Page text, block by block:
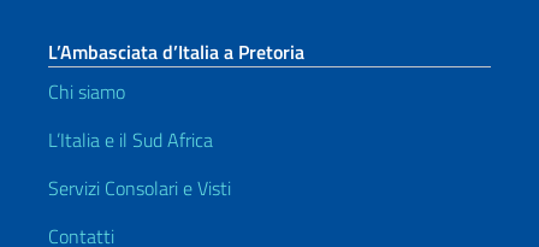
L’Ambasciata d’Italia a Pretoria
Chi siamo
L’Italia e il Sud Africa
Servizi Consolari e Visti
Contatti